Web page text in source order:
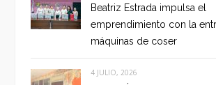
Beatriz Estrada impulsa el
emprendimiento con la
máquinas de coser
4 JULIO, 2026